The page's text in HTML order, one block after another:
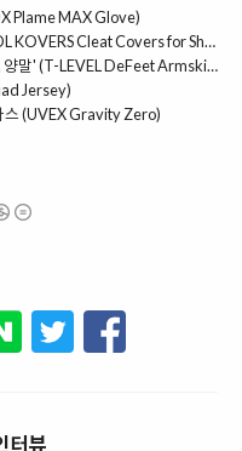
Plame MAX Glove)
Cleat Covers for Shimano SPD-SL)
LEVEL DeFeet Armskins & Aireator)
Jersey)
스 (UVEX Gravity Zero)
터뷰